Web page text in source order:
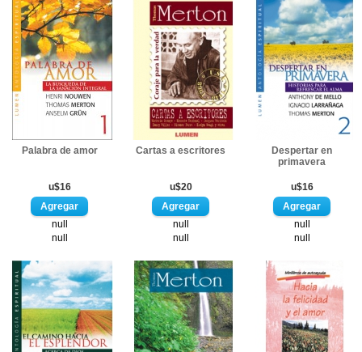
Palabra de amor
u$16
null
null
Cartas a escritores
u$20
null
null
Despertar en
primavera
u$16
null
null